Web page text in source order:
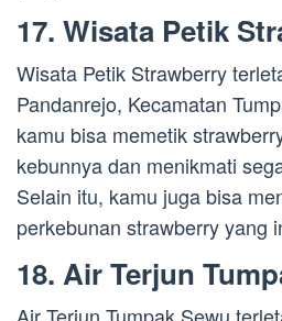
17. Wisata Petik
Wisata Petik Strawberry
Pandanrejo, Kecamatan
kamu bisa memetik
kebunnya dan menikmati
Selain itu, kamu juga bisa
perkebunan strawberry yang
18. Air Terjun